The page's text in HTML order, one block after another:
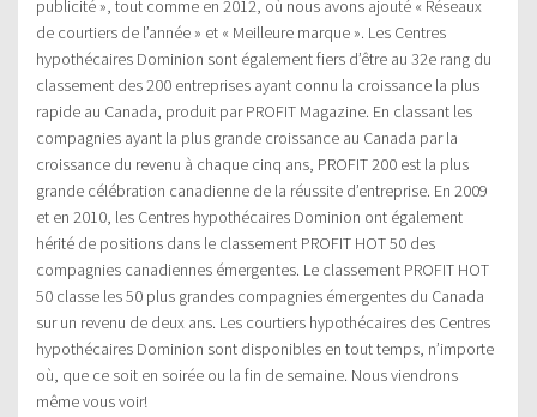
publicité », tout comme en 2012, où nous avons ajouté « Réseaux
de courtiers de l’année » et « Meilleure marque ». Les Centres
hypothécaires Dominion sont également fiers d’être au 32e rang du
classement des 200 entreprises ayant connu la croissance la plus
rapide au Canada, produit par PROFIT Magazine. En classant les
compagnies ayant la plus grande croissance au Canada par la
croissance du revenu à chaque cinq ans, PROFIT 200 est la plus
grande célébration canadienne de la réussite d’entreprise. En 2009
et en 2010, les Centres hypothécaires Dominion ont également
hérité de positions dans le classement PROFIT HOT 50 des
compagnies canadiennes émergentes. Le classement PROFIT HOT
50 classe les 50 plus grandes compagnies émergentes du Canada
sur un revenu de deux ans. Les courtiers hypothécaires des Centres
hypothécaires Dominion sont disponibles en tout temps, n’importe
où, que ce soit en soirée ou la fin de semaine. Nous viendrons
même vous voir!